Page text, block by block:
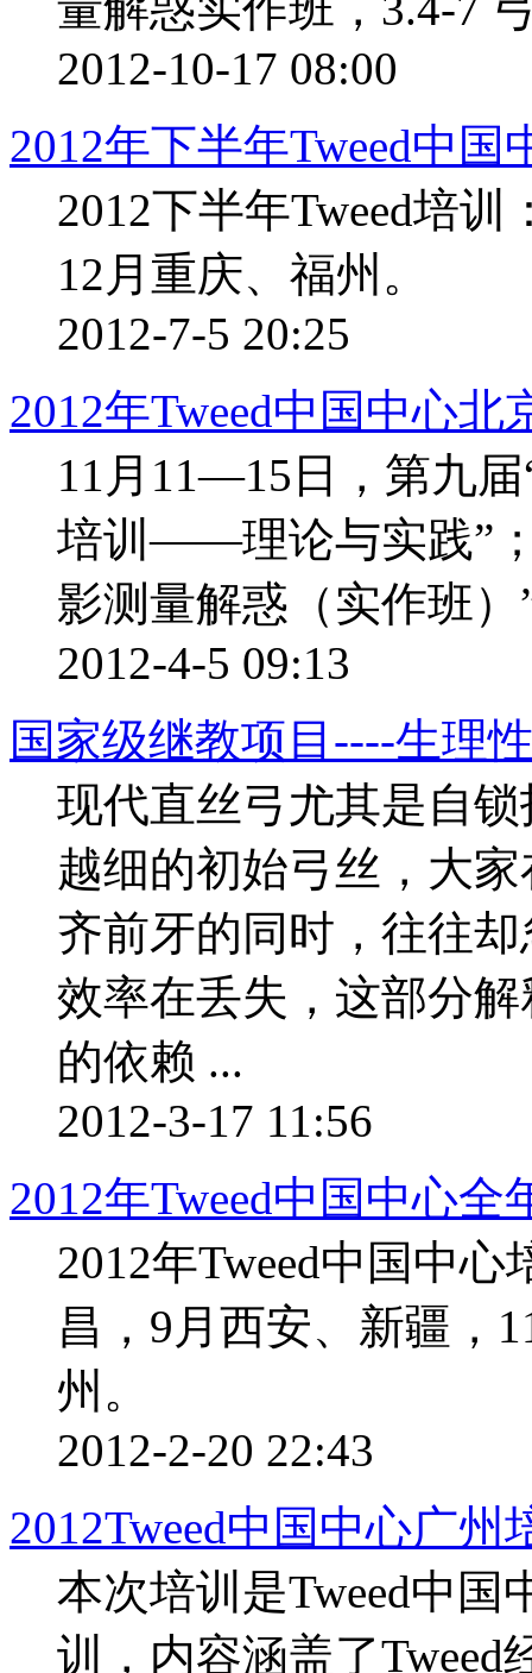
2012-10-17 08:00
2012年下半年Tweed中
2012下半年Tweed培
12月重庆、福州。
2012-7-5 20:25
2012年Tweed中国中心北
11月11—15日，第九
培训——理论与实践”
影测量解惑（实作班）
2012-4-5 09:13
国家级继教项目----生理
现代直丝弓尤其是自
越细的初始弓丝，大
齐前牙的同时，往往
效率在丢失，这部分
的依赖 ...
2012-3-17 11:56
2012年Tweed中国中心全
2012年Tweed中国中
昌，9月西安、新疆，
州。
2012-2-20 22:43
2012Tweed中国中心广州
本次培训是Tweed中国
训，内容涵盖了Tweed